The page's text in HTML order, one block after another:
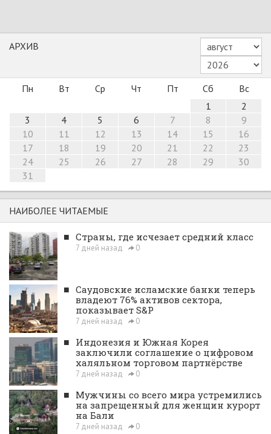
АРХИВ
Пн Вт Ср Чт Пт Сб
Вс
1
2
3
4 5 6 7 8
9
10
11 12 13 14 15
16
17
18 19 20 21 22
23
24
25 26 27 28 29
30
31
НАИБОЛЕЕ ЧИТАЕМЫЕ
■ Страны, где исчезает средний класс
7 дней назад 0
■ Саудовские исламские банки теперь
владеют 76% активов сектора,
показывает S&P
7 дней назад 0
■ Индонезия и Южная Корея
заключили соглашение о цифровом
халяльном торговом партнёрстве
7 дней назад 0
■ Мужчины со всего мира устремились
на запрещенный для женщин курорт
на Бали
7 дней назад 0